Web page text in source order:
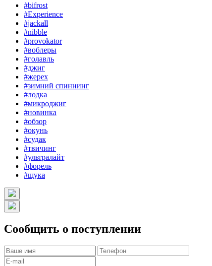
#bifrost
#Experience
#jackall
#nibble
#provokator
#воблеры
#голавль
#джиг
#жерех
#зимний спиннинг
#лодка
#микроджиг
#новинка
#обзор
#окунь
#судак
#твичинг
#ультралайт
#форель
#щука
Сообщить о поступлении